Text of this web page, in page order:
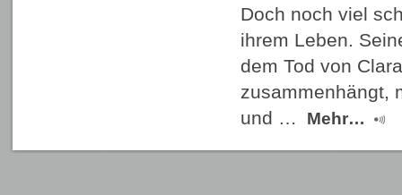
Doch noch viel
ihrem Leben.
dem Tod von
zusammenhängt,
und …
Mehr…